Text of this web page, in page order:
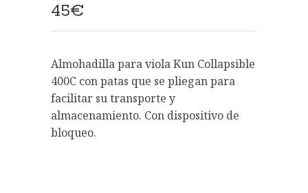
45€
Almohadilla para viola Kun Collapsible
400C con patas que se pliegan para
facilitar su transporte y
almacenamiento. Con dispositivo de
bloqueo.